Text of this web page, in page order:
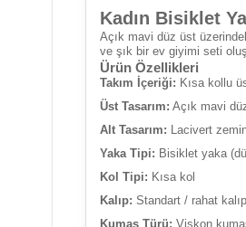
Kadın Bisiklet
Açık mavi düz üst
ve şık bir ev giyimi seti
Ürün Özellikleri
Takım İçeriği: Kısa kollu
Üst Tasarım: Açık mavi
Alt Tasarım: Lacivert
Yaka Tipi: Bisiklet yaka
Kol Tipi: Kısa kol
Kalıp: Standart / rahat kalıp
Kumaş Türü: Viskon